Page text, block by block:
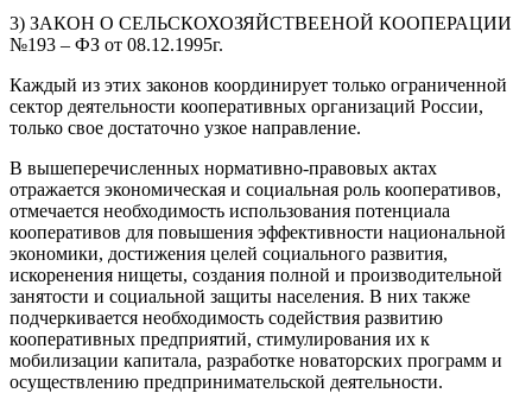
3) ЗАКОН О СЕЛЬСКОХОЗЯЙСТВЕЕНОЙ КООПЕРАЦИИ
№193 – ФЗ от 08.12.1995г.
Каждый из этих законов координирует только ограниченной
сектор деятельности кооперативных организаций России,
только свое достаточно узкое направление.
В вышеперечисленных нормативно-правовых актах
отражается экономическая и социальная роль кооперативов,
отмечается необходимость использования потенциала
кооперативов для повышения эффективности национальной
экономики, достижения целей социального развития,
искоренения нищеты, создания полной и производительной
занятости и социальной защиты населения. В них также
подчеркивается необходимость содействия развитию
кооперативных предприятий, стимулирования их к
мобилизации капитала, разработке новаторских программ и
осуществлению предпринимательской деятельности.